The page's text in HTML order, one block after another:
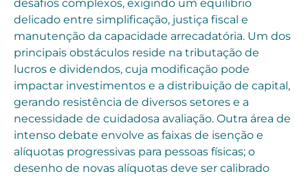
desafios complexos, exigindo um equilíbrio
delicado entre simplificação, justiça fiscal e
manutenção da capacidade arrecadatória. Um dos
principais obstáculos reside na tributação de
lucros e dividendos, cuja modificação pode
impactar investimentos e a distribuição de capital,
gerando resistência de diversos setores e a
necessidade de cuidadosa avaliação. Outra área de
intenso debate envolve as faixas de isenção e
alíquotas progressivas para pessoas físicas; o
desenho de novas alíquotas deve ser calibrado